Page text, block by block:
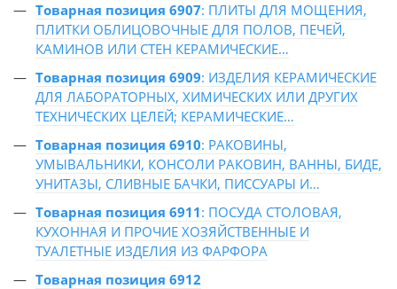
Товарная позиция 6907: ПЛИТЫ ДЛЯ МОЩЕНИЯ,
ПЛИТКИ ОБЛИЦОВОЧНЫЕ ДЛЯ ПОЛОВ, ПЕЧЕЙ,
КАМИНОВ ИЛИ СТЕН КЕРАМИЧЕСКИЕ…
Товарная позиция 6909: ИЗДЕЛИЯ КЕРАМИЧЕСКИЕ
ДЛЯ ЛАБОРАТОРНЫХ, ХИМИЧЕСКИХ ИЛИ ДРУГИХ
ТЕХНИЧЕСКИХ ЦЕЛЕЙ; КЕРАМИЧЕСКИЕ…
Товарная позиция 6910: РАКОВИНЫ,
УМЫВАЛЬНИКИ, КОНСОЛИ РАКОВИН, ВАННЫ, БИДЕ,
УНИТАЗЫ, СЛИВНЫЕ БАЧКИ, ПИССУАРЫ И…
Товарная позиция 6911: ПОСУДА СТОЛОВАЯ,
КУХОННАЯ И ПРОЧИЕ ХОЗЯЙСТВЕННЫЕ И
ТУАЛЕТНЫЕ ИЗДЕЛИЯ ИЗ ФАРФОРА
Товарная позиция 6912